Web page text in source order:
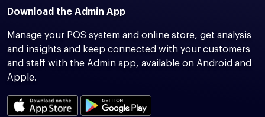
Download the Admin App
Manage your POS system and online store, get analysis
and insights and keep connected with your customers
and staff with the Admin app, available on Android and
Apple.